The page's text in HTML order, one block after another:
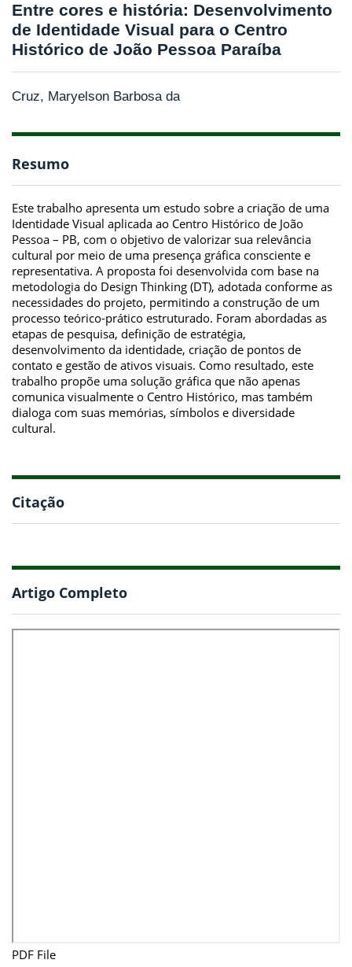
Entre cores e história: Desenvolvimento
de Identidade Visual para o Centro
Histórico de João Pessoa Paraíba
Cruz, Maryelson Barbosa da
Resumo
Este trabalho apresenta um estudo sobre a criação de uma
Identidade Visual aplicada ao Centro Histórico de João
Pessoa – PB, com o objetivo de valorizar sua relevância
cultural por meio de uma presença gráfica consciente e
representativa. A proposta foi desenvolvida com base na
metodologia do Design Thinking (DT), adotada conforme as
necessidades do projeto, permitindo a construção de um
processo teórico-prático estruturado. Foram abordadas as
etapas de pesquisa, definição de estratégia,
desenvolvimento da identidade, criação de pontos de
contato e gestão de ativos visuais. Como resultado, este
trabalho propõe uma solução gráfica que não apenas
comunica visualmente o Centro Histórico, mas também
dialoga com suas memórias, símbolos e diversidade
cultural.
Citação
Artigo Completo
PDF File